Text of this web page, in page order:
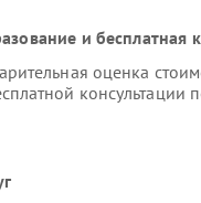
и бесплатная
оценка
консультации